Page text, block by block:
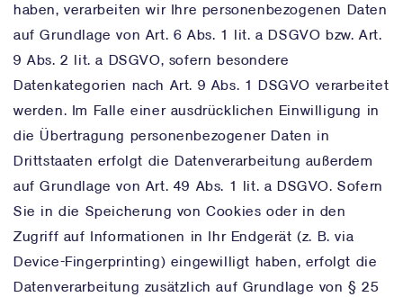
haben, verarbeiten wir Ihre personenbezogenen Daten
auf Grundlage von Art. 6 Abs. 1 lit. a DSGVO bzw. Art.
9 Abs. 2 lit. a DSGVO, sofern besondere
Datenkategorien nach Art. 9 Abs. 1 DSGVO verarbeitet
werden. Im Falle einer ausdrücklichen Einwilligung in
die Übertragung personenbezogener Daten in
Drittstaaten erfolgt die Datenverarbeitung außerdem
auf Grundlage von Art. 49 Abs. 1 lit. a DSGVO. Sofern
Sie in die Speicherung von Cookies oder in den
Zugriff auf Informationen in Ihr Endgerät (z. B. via
Device-Fingerprinting) eingewilligt haben, erfolgt die
Datenverarbeitung zusätzlich auf Grundlage von § 25